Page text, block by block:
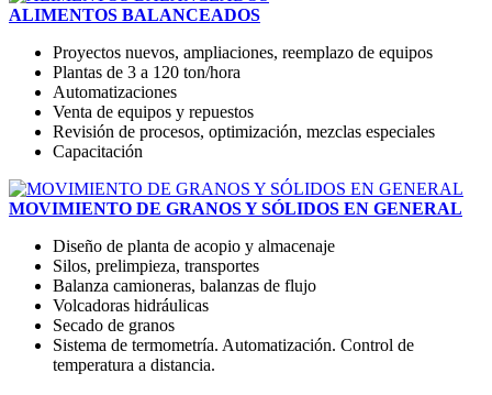
ALIMENTOS BALANCEADOS
Proyectos nuevos, ampliaciones, reemplazo de equipos
Plantas de 3 a 120 ton/hora
Automatizaciones
Venta de equipos y repuestos
Revisión de procesos, optimización, mezclas especiales
Capacitación
MOVIMIENTO DE GRANOS Y SÓLIDOS EN GENERAL
Diseño de planta de acopio y almacenaje
Silos, prelimpieza, transportes
Balanza camioneras, balanzas de flujo
Volcadoras hidráulicas
Secado de granos
Sistema de termometría. Automatización. Control de
temperatura a distancia.